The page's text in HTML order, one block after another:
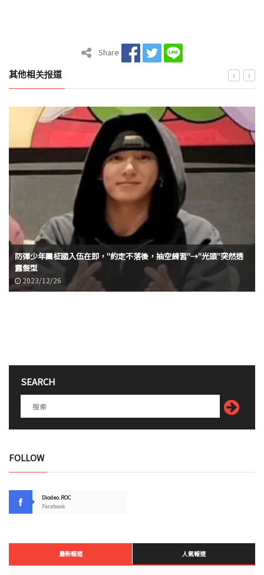
Share
其他相关报道
防彈少年團柾國入伍在即，"約定不落後，抽空練習"→"光頭"突然透
露髮型
2023/12/26
SEARCH
FOLLOW
Diodeo.ROC
Facebook
最新報道 人氣報道